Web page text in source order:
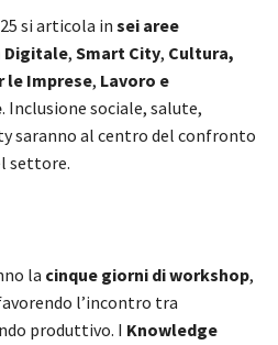
si articola in sei aree
Digitale, Smart City, Cultura,
le Imprese, Lavoro e
. Inclusione sociale, salute,
saranno al centro del confronto
settore.
la cinque giorni di workshop,
l’incontro tra
produttivo. I Knowledge